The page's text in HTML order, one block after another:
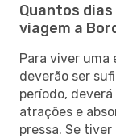
Quantos
viagem a
Para viver uma
deverão ser
período,
atrações e
pressa. Se